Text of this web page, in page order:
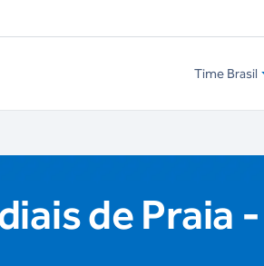
Time Brasil
de Praia